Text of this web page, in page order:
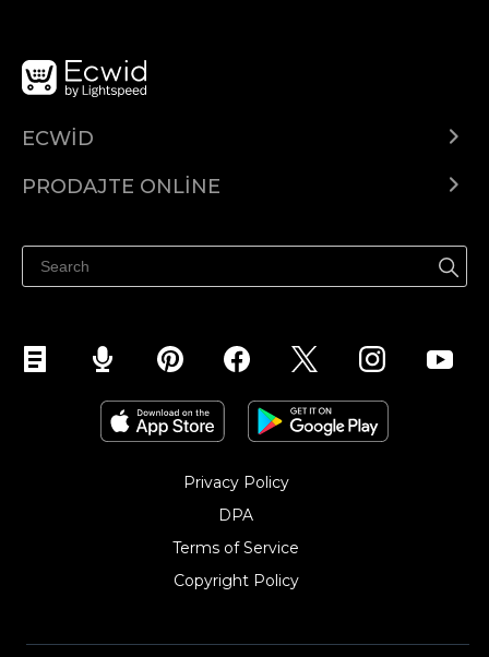
ECWID
PRODAJTE ONLINE
Privacy Policy
DPA
Terms of Service
Copyright Policy‎